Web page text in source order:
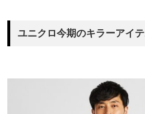
ユニクロ今期のキラーアイテ